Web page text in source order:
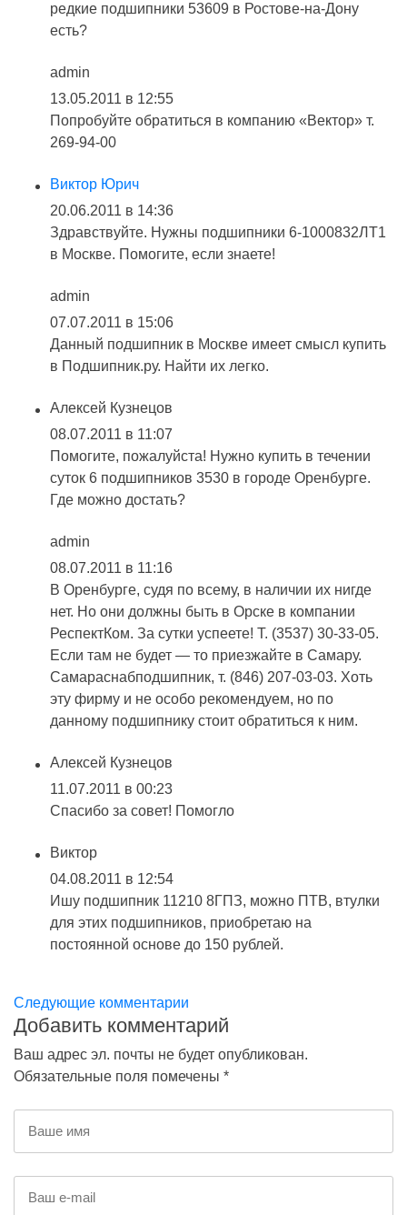
редкие подшипники 53609 в Ростове-на-Дону
есть?
admin
13.05.2011 в 12:55
Попробуйте обратиться в компанию «Вектор» т.
269-94-00
Виктор Юрич
20.06.2011 в 14:36
Здравствуйте. Нужны подшипники 6-1000832ЛТ1
в Москве. Помогите, если знаете!
admin
07.07.2011 в 15:06
Данный подшипник в Москве имеет смысл купить
в Подшипник.ру. Найти их легко.
Алексей Кузнецов
08.07.2011 в 11:07
Помогите, пожалуйста! Нужно купить в течении
суток 6 подшипников 3530 в городе Оренбурге.
Где можно достать?
admin
08.07.2011 в 11:16
В Оренбурге, судя по всему, в наличии их нигде
нет. Но они должны быть в Орске в компании
РеспектКом. За сутки успеете! Т. (3537) 30-33-05.
Если там не будет — то приезжайте в Самару.
Самараснабподшипник, т. (846) 207-03-03. Хоть
эту фирму и не особо рекомендуем, но по
данному подшипнику стоит обратиться к ним.
Алексей Кузнецов
11.07.2011 в 00:23
Спасибо за совет! Помогло
Виктор
04.08.2011 в 12:54
Ишу подшипник 11210 8ГПЗ, можно ПТВ, втулки
для этих подшипников, приобретаю на
постоянной основе до 150 рублей.
Следующие комментарии
Добавить комментарий
Ваш адрес эл. почты не будет опубликован.
Обязательные поля помечены *